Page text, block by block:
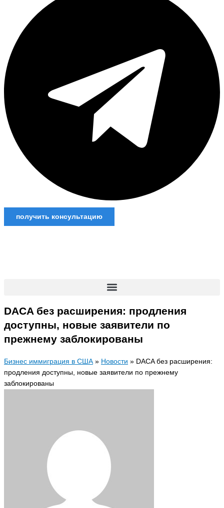
получить консультацию
DACA без расширения: продления
доступны, новые заявители по
прежнему заблокированы
Бизнес иммиграция в США » Новости » DACA без расширения:
продления доступны, новые заявители по прежнему
заблокированы